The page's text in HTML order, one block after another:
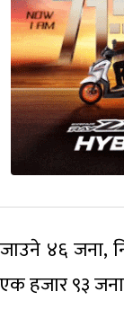
४६ जना,
हजार ९३